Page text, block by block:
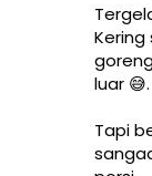
luar 😅.
Tapi